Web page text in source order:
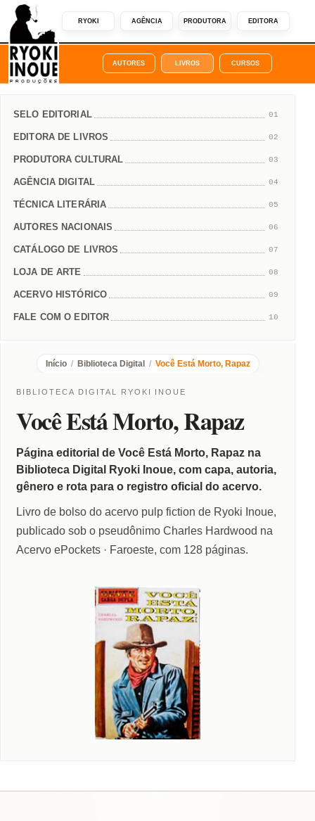
RYOKI AGÊNCIA PRODUTORA EDITORA
AUTORES LIVROS CURSOS
SELO EDITORIAL 01
EDITORA DE LIVROS 02
PRODUTORA CULTURAL 03
AGÊNCIA DIGITAL 04
TÉCNICA LITERÁRIA 05
AUTORES NACIONAIS 06
CATÁLOGO DE LIVROS 07
LOJA DE ARTE 08
ACERVO HISTÓRICO 09
FALE COM O EDITOR 10
Início / Biblioteca Digital / Você Está Morto, Rapaz
BIBLIOTECA DIGITAL RYOKI INOUE
Você Está Morto, Rapaz
Página editorial de Você Está Morto, Rapaz na
Biblioteca Digital Ryoki Inoue, com capa, autoria,
gênero e rota para o registro oficial do acervo.
Livro de bolso do acervo pulp fiction de Ryoki Inoue,
publicado sob o pseudônimo Charles Hardwood na
Acervo ePockets · Faroeste, com 128 páginas.